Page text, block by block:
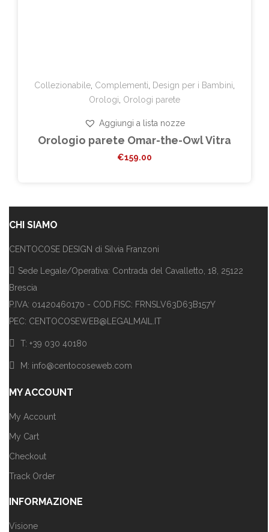
Collezionabile Complementi Design per i Bambini
Orologi Orologi parete
Aggiungi a lista nozze
Orologio parete Omar-the-Owl Vitra
€159.00
CHI SIAMO
CENTOCOSE DESIGN di Silvia Franzoni
Sede Legale/Operativa: Contrada del Cavalletto, 18, 25122
Brescia
P.IVA: 01420460170 - COD.FISC: FRNSLV63D63B157Y
PEC: CENTOCOSEWEB@LEGALMAIL.IT
T: +39 030 40180
M: info@centocoseweb.com
MY ACCOUNT
My Account
My Cart
Checkout
Track Order
INFORMAZIONE
Visione